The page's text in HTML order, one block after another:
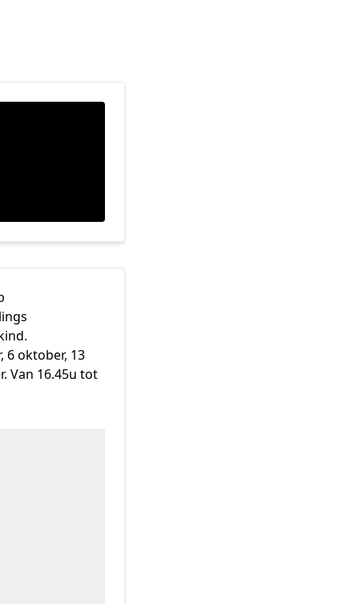
6 oktober, 13
Van 16.45u tot